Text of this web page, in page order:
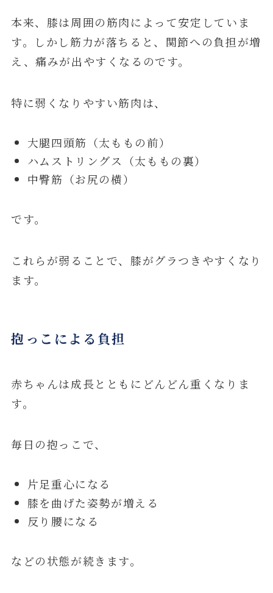
本来、膝は周囲の筋肉によって安定していま
す。しかし筋力が落ちると、関節への負担が増
え、痛みが出やすくなるのです。
特に弱くなりやすい筋肉は、
大腿四頭筋（太ももの前）
ハムストリングス（太ももの裏）
中臀筋（お尻の横）
です。
これらが弱ることで、膝がグラつきやすくなり
ます。
抱っこによる負担
赤ちゃんは成長とともにどんどん重くなりま
す。
毎日の抱っこで、
片足重心になる
膝を曲げた姿勢が増える
反り腰になる
などの状態が続きます。